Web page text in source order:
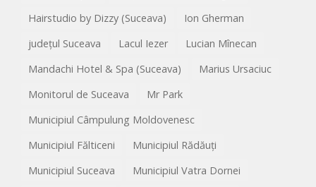
Hairstudio by Dizzy (Suceava)
Ion Gherman
județul Suceava
Lacul Iezer
Lucian Mînecan
Mandachi Hotel & Spa (Suceava)
Marius Ursaciuc
Monitorul de Suceava
Mr Park
Municipiul Câmpulung Moldovenesc
Municipiul Fălticeni
Municipiul Rădăuți
Municipiul Suceava
Municipiul Vatra Dornei